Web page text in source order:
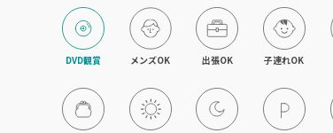
DVD観賞 メンズOK 出張OK 子連れOK